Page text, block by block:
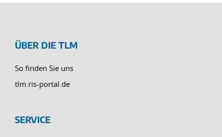
ÜBER DIE TLM
So finden Sie uns
tlm.ris-portal.de
SERVICE